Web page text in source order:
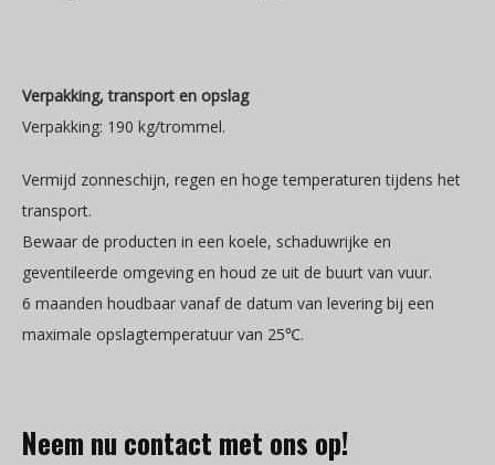
Verpakking, transport en opslag
Verpakking: 190 kg/trommel.
Vermijd zonneschijn, regen en hoge temperaturen tijdens het
transport.
Bewaar de producten in een koele, schaduwrijke en
geventileerde omgeving en houd ze uit de buurt van vuur.
6 maanden houdbaar vanaf de datum van levering bij een
maximale opslagtemperatuur van 25℃.
Neem nu contact met ons op!